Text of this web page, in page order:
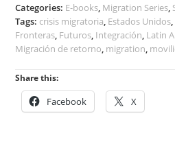
ante
un
mundo
quantity
Categories: E-books, Migration Series,
Tags: crisis migratoria, Estados Unidos,
Fronteras, Futuros, Integración, Latin
Migración de retorno, migration,
Share this:
Facebook X